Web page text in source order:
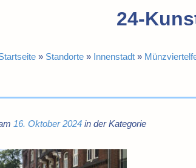
24-
» Standorte » Innenstadt »
16. Oktober 2024 in der Kategorie